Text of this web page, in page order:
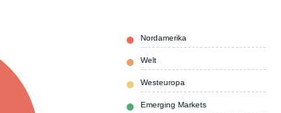
Nordamerika
Welt
Westeuropa
Emerging Markets